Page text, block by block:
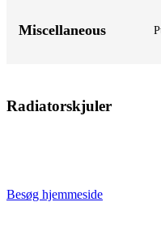
Miscellaneous
Radiatorskjuler
Besøg hjemmeside